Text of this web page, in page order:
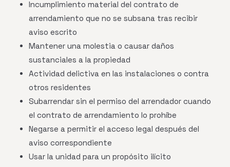
Incumplimiento material del contrato de
arrendamiento que no se subsana tras recibir
aviso escrito
Mantener una molestia o causar daños
sustanciales a la propiedad
Actividad delictiva en las instalaciones o contra
otros residentes
Subarrendar sin el permiso del arrendador cuando
el contrato de arrendamiento lo prohíbe
Negarse a permitir el acceso legal después del
aviso correspondiente
Usar la unidad para un propósito ilícito